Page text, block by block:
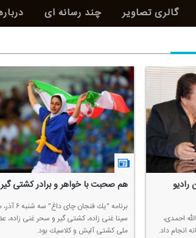
گالری تصاویر چند رسانه ای
احمدی،
انجام داد.
هم صحبت با خواهر و برادر كشتی گیر
برنامه "یك فنجان
سینا غنی زاده، كشتی گیر و سحر غنی زاده،
ملی كشتی آلیش و كلاسیك بود.